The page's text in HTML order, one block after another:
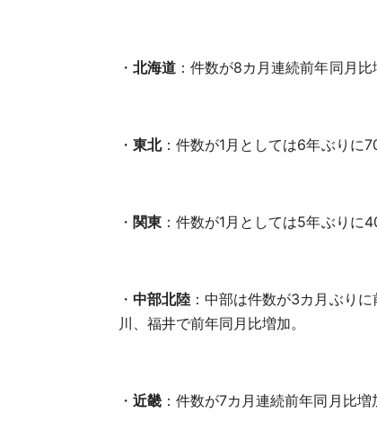
・北海道 ：件数が8カ月連続前年同月
・東北：件数が1月としては6年ぶりに
・関東 ：件数が1月としては5年ぶりに
・中部北陸 ：中部は件数が3カ月ぶり
川、福井で前年同月比増加。
・近畿 ：件数が7カ月連続前年同月比